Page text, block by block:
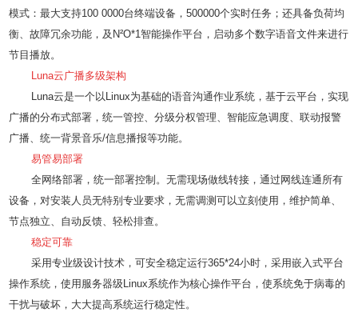
模式：最大支持100 0000台终端设备，500000个实时任务；还具备负荷均
衡、故障冗余功能，及N²O*1智能操作平台，启动多个数字语音文件来进行
节目播放。
Luna云广播多级架构
Luna云是一个以Linux为基础的语音沟通作业系统，基于云平台，实现
广播的分布式部署，统一管控、分级分权管理、智能应急调度、联动报警
广播、统一背景音乐/信息播报等功能。
易管易部署
全网络部署，统一部署控制。无需现场做线转接，通过网线连通所有
设备，对安装人员无特别专业要求，无需调测可以立刻使用，维护简单、
节点独立、自动反馈、轻松排查。
稳定可靠
采用专业级设计技术，可安全稳定运行365*24小时，采用嵌入式平台
操作系统，使用服务器级Linux系统作为核心操作平台，使系统免于病毒的
干扰与破坏，大大提高系统运行稳定性。